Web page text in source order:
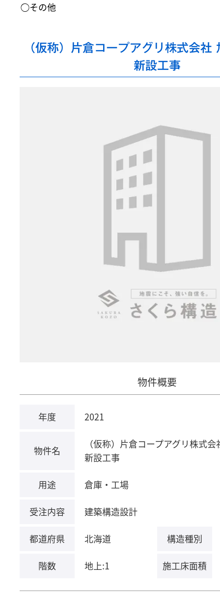
◯その他
（仮称）片倉コープアグリ株式会社
新設工事
物件概要
年度 2021
物件名
（仮称）片倉コープアグリ株式
新設工事
用途 倉庫・工場
受注内容 建築構造設計
都道府県 北海道 構造種別
階数 地上:1 施工床面積